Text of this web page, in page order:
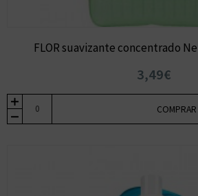
FLOR suavizante concentrado
3,49€
COMPRAR